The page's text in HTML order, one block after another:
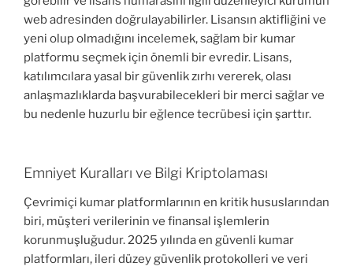
web adresinden doğrulayabilirler. Lisansın aktifliğini ve
yeni olup olmadığını incelemek, sağlam bir kumar
platformu seçmek için önemli bir evredir. Lisans,
katılımcılara yasal bir güvenlik zırhı vererek, olası
anlaşmazlıklarda başvurabilecekleri bir merci sağlar ve
bu nedenle huzurlu bir eğlence tecrübesi için şarttır.
Emniyet Kuralları ve Bilgi Kriptolaması
Çevrimiçi kumar platformlarının en kritik hususlarından
biri, müşteri verilerinin ve finansal işlemlerin
korunmuşluğudur. 2025 yılında en güvenli kumar
platformları, ileri düzey güvenlik protokolleri ve veri